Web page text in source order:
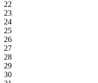
22
23
24
25
26
27
28
29
30